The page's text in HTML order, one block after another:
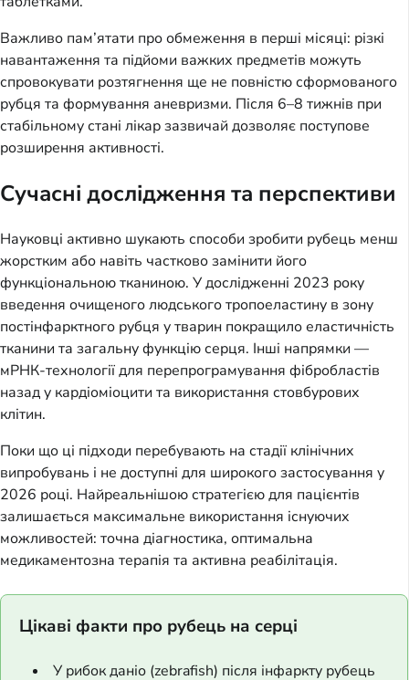
Важливо пам’ятати про обмеження в перші місяці: різкі
навантаження та підйоми важких предметів можуть
спровокувати розтягнення ще не повністю сформованого
рубця та формування аневризми. Після 6–8 тижнів при
стабільному стані лікар зазвичай дозволяє поступове
розширення активності.
Сучасні дослідження та перспективи
Науковці активно шукають способи зробити рубець менш
жорстким або навіть частково замінити його
функціональною тканиною. У дослідженні 2023 року
введення очищеного людського тропоеластину в зону
постінфарктного рубця у тварин покращило еластичність
тканини та загальну функцію серця. Інші напрямки —
мРНК-технології для перепрограмування фібробластів
назад у кардіоміоцити та використання стовбурових
клітин.
Поки що ці підходи перебувають на стадії клінічних
випробувань і не доступні для широкого застосування у
2026 році. Найреальнішою стратегією для пацієнтів
залишається максимальне використання існуючих
можливостей: точна діагностика, оптимальна
медикаментозна терапія та активна реабілітація.
Цікаві факти про рубець на серці
У рибок даніо (zebrafish) після інфаркту рубець